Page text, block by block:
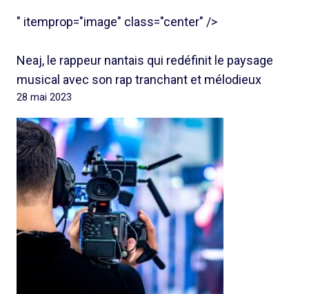
" itemprop="image" class="center" />
Neaj, le rappeur nantais qui redéfinit le paysage
musical avec son rap tranchant et mélodieux
28 mai 2023